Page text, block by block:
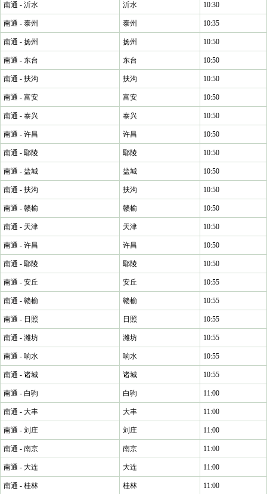
南通 - 沂水 沂水 10:30
南通 - 泰州 泰州 10:35
南通 - 扬州 扬州 10:50
南通 - 东台 东台 10:50
南通 - 扶沟 扶沟 10:50
南通 - 富安 富安 10:50
南通 - 泰兴 泰兴 10:50
南通 - 许昌 许昌 10:50
南通 - 鄢陵 鄢陵 10:50
南通 - 盐城 盐城 10:50
南通 - 扶沟 扶沟 10:50
南通 - 赣榆 赣榆 10:50
南通 - 天津 天津 10:50
南通 - 许昌 许昌 10:50
南通 - 鄢陵 鄢陵 10:50
南通 - 安丘 安丘 10:55
南通 - 赣榆 赣榆 10:55
南通 - 日照 日照 10:55
南通 - 潍坊 潍坊 10:55
南通 - 响水 响水 10:55
南通 - 诸城 诸城 10:55
南通 - 白驹 白驹 11:00
南通 - 大丰 大丰 11:00
南通 - 刘庄 刘庄 11:00
南通 - 南京 南京 11:00
南通 - 大连 大连 11:00
南通 - 桂林 桂林 11:00